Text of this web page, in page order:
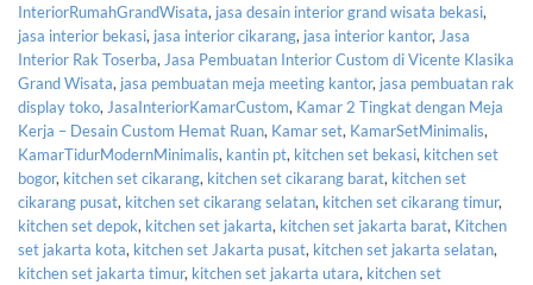
InteriorRumahGrandWisata, jasa desain interior grand wisata bekasi,
jasa interior bekasi, jasa interior cikarang, jasa interior kantor,Jasa
Interior Rak Toserba,Jasa Pembuatan Interior Custom di Vicente Klasika
Grand Wisata, jasa pembuatan meja meeting kantor, jasa pembuatan rak
display toko,JasaInteriorKamarCustom, Kamar 2 Tingkat dengan Meja
Kerja – Desain Custom Hemat Ruan, Kamar set, KamarSetMinimalis,
KamarTidurModernMinimalis, kantin pt, kitchen set bekasi, kitchen set
bogor, kitchen set cikarang, kitchen set cikarang barat, kitchen set
cikarang pusat, kitchen set cikarang selatan, kitchen set cikarang timur,
kitchen set depok, kitchen set jakarta, kitchen set jakarta barat, Kitchen
set jakarta kota, kitchen set Jakarta pusat, kitchen set jakarta selatan,
kitchen set jakarta timur, kitchen set jakarta utara, kitchen set